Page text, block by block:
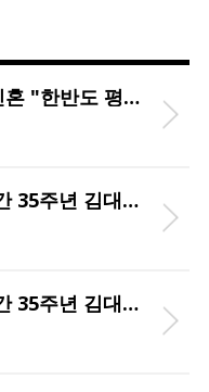
[무등일보/2023-10-18] 아인혼 "한반도 평화를 원하면 외교를 준비하라"
[무등일보/2023-10-10] [창간 35주년 김대중 기념행사] 그는 떠났지만…되살아난 '용서·화합 정신'
[무등일보/2023-10-10] [창간 35주년 김대중평화회의] '지구의 위기'···불확실한 세계가 '김대중정신' 불렀다